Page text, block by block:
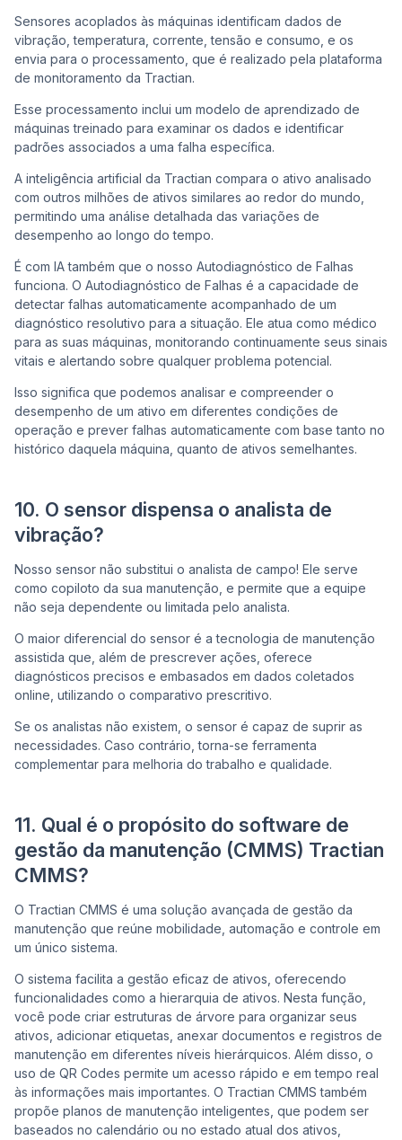
Sensores acoplados às máquinas identificam dados de
vibração, temperatura, corrente, tensão e consumo, e os
envia para o processamento, que é realizado pela plataforma
de monitoramento da Tractian.
Esse processamento inclui um modelo de aprendizado de
máquinas treinado para examinar os dados e identificar
padrões associados a uma falha específica.
A inteligência artificial da Tractian compara o ativo analisado
com outros milhões de ativos similares ao redor do mundo,
permitindo uma análise detalhada das variações de
desempenho ao longo do tempo.
É com IA também que o nosso Autodiagnóstico de Falhas
funciona. O Autodiagnóstico de Falhas é a capacidade de
detectar falhas automaticamente acompanhado de um
diagnóstico resolutivo para a situação. Ele atua como médico
para as suas máquinas, monitorando continuamente seus sinais
vitais e alertando sobre qualquer problema potencial.
Isso significa que podemos analisar e compreender o
desempenho de um ativo em diferentes condições de
operação e prever falhas automaticamente com base tanto no
histórico daquela máquina, quanto de ativos semelhantes.
10. O sensor dispensa o analista de
vibração?
Nosso sensor não substitui o analista de campo! Ele serve
como copiloto da sua manutenção, e permite que a equipe
não seja dependente ou limitada pelo analista.
O maior diferencial do sensor é a tecnologia de manutenção
assistida que, além de prescrever ações, oferece
diagnósticos precisos e embasados em dados coletados
online, utilizando o comparativo prescritivo.
Se os analistas não existem, o sensor é capaz de suprir as
necessidades. Caso contrário, torna-se ferramenta
complementar para melhoria do trabalho e qualidade.
11. Qual é o propósito do software de
gestão da manutenção (CMMS) Tractian
CMMS?
O Tractian CMMS é uma solução avançada de gestão da
manutenção que reúne mobilidade, automação e controle em
um único sistema.
O sistema facilita a gestão eficaz de ativos, oferecendo
funcionalidades como a hierarquia de ativos. Nesta função,
você pode criar estruturas de árvore para organizar seus
ativos, adicionar etiquetas, anexar documentos e registros de
manutenção em diferentes níveis hierárquicos. Além disso, o
uso de QR Codes permite um acesso rápido e em tempo real
às informações mais importantes. O Tractian CMMS também
propõe planos de manutenção inteligentes, que podem ser
baseados no calendário ou no estado atual dos ativos,